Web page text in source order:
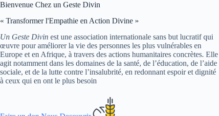
Bienvenue Chez un Geste Divin
« Transformer l'Empathie en Action Divine »
Un Geste Divin est une association internationale sans but lucratif qui
œuvre pour améliorer la vie des personnes les plus vulnérables en
Europe et en Afrique, à travers des actions humanitaires concrètes. Elle
agit notamment dans les domaines de la santé, de l’éducation, de l’aide
sociale, et de la lutte contre l’insalubrité, en redonnant espoir et dignité
à ceux qui en ont le plus besoin